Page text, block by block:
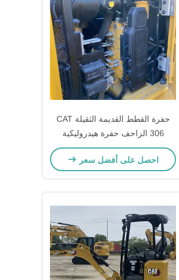
حفرة القطط القديمة الثقيلة CAT
306 الزاحف حفرة هيدروليكية
5800kg
احصل على أفضل سعر